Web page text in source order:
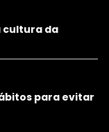
cultura da
para evitar